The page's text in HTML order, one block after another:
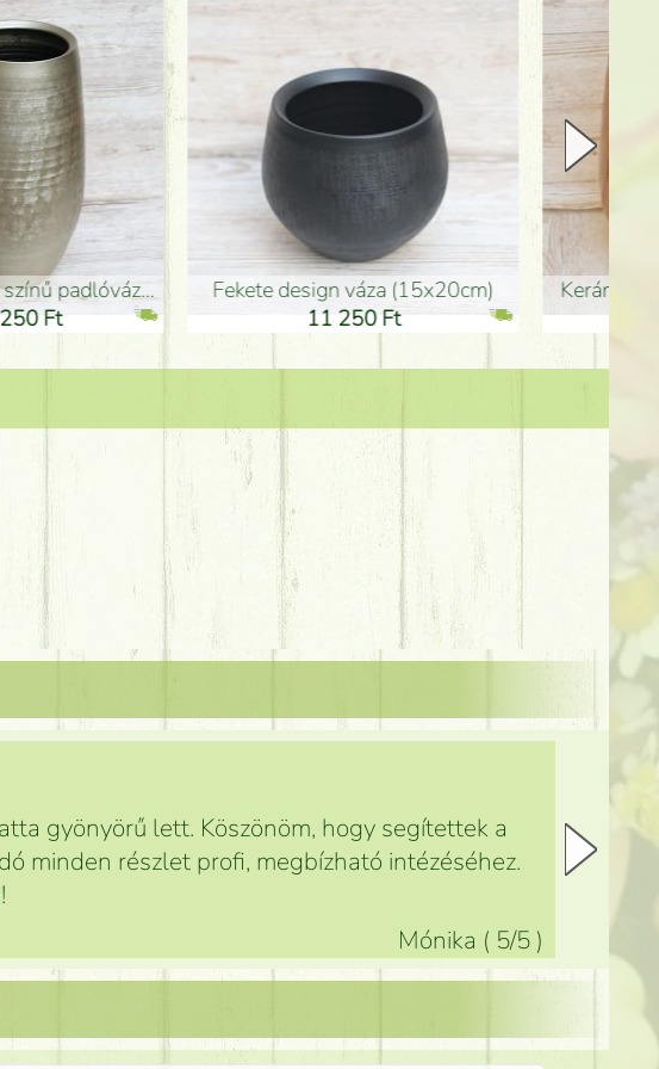
Kerámia váza 35*21cm
ballagó fiú fa betűző
1 300 Ft
gyönyörű lett. Köszönöm, hogy segítettek a
minden részlet profi, megbízható intézéséhez.
Mónika ( 5/5 )